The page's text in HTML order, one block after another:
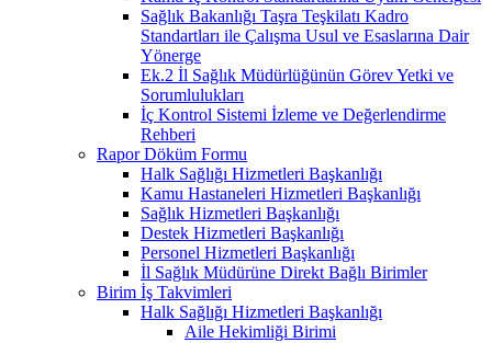
Sağlık Bakanlığı Taşra Teşkilatı Kadro
Standartları ile Çalışma Usul ve Esaslarına Dair
Yönerge
Ek.2 İl Sağlık Müdürlüğünün Görev Yetki ve
Sorumlulukları
İç Kontrol Sistemi İzleme ve Değerlendirme
Rehberi
Rapor Döküm Formu
Halk Sağlığı Hizmetleri Başkanlığı
Kamu Hastaneleri Hizmetleri Başkanlığı
Sağlık Hizmetleri Başkanlığı
Destek Hizmetleri Başkanlığı
Personel Hizmetleri Başkanlığı
İl Sağlık Müdürüne Direkt Bağlı Birimler
Birim İş Takvimleri
Halk Sağlığı Hizmetleri Başkanlığı
Aile Hekimliği Birimi